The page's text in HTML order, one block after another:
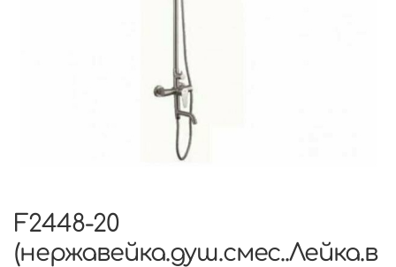
F2448-20
(нержавейка.душ.смес..Лейка.в